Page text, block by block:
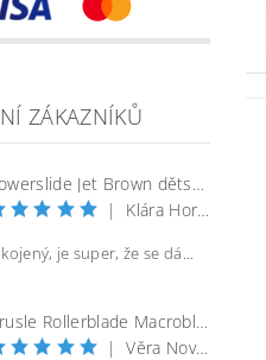
ZÁKAZNÍKŮ
Powerslide Jet Brown dětské kolečkové brusle
|
Klára Horáčková
je super, že se dá...
Brusle Rollerblade Macroblade 100 3WD W - vel. 40
|
Věra Nováková